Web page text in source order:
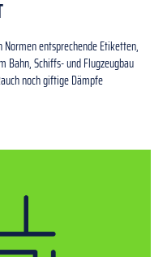
entsprechende Etiketten,
Bahn, Schiffs- und Flugzeugbau
noch giftige Dämpfe